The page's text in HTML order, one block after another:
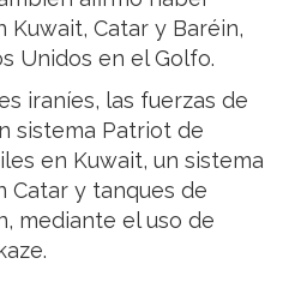
Catar y Baréin,
Unidos en el Golfo.
iraníes, las fuerzas de
sistema Patriot de
en Kuwait, un sistema
Catar y tanques de
mediante el uso de